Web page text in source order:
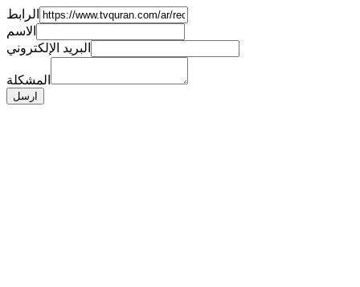
الرابط
الاسم
البريد الإلكتروني
المشكلة
ارسل